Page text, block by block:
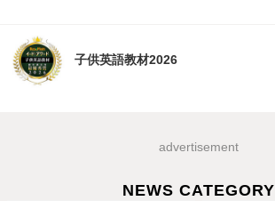
子供英語教材2026
advertisement
NEWS CATEGORY